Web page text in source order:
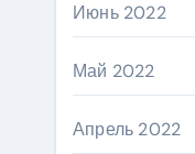
Июнь 2022
Май 2022
Апрель 2022